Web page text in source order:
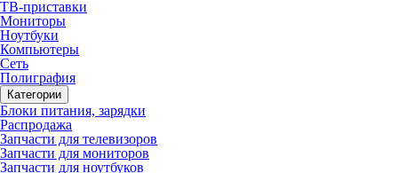
ТВ-приставки
Мониторы
Ноутбуки
Компьютеры
Сеть
Полиграфия
Категории
Блоки питания, зарядки
Распродажа
Запчасти для телевизоров
Запчасти для мониторов
Запчасти для ноутбуков